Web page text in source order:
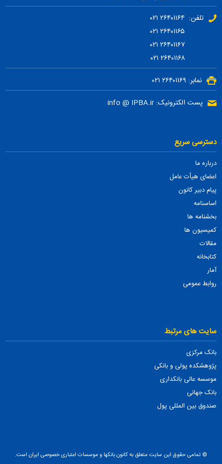
تلفن: ۲۶۴۰۱۱۶۴ ۰۲۱
۲۶۴۰۱۱۶۷ ۰۲۱
۲۶۴۰۱۱۶۸ ۰۲۱
نمابر: ۲۶۴۰۱۱۶۹ ۰۲۱
پست الکترونیک: info @ IPBA.ir
دسترسی سریع
درباره ما
اعضای هیأت عامل
پیام دبیر کانون
اساسنامه
بخشنامه ها
کمیسیون ها
مقالات
کتابخانه
آمار
روابط عمومی
سایت های مرتبط
بانک مرکزی
پژوهشکده پولی و بانکی
موسسه عالی بانکداری
بانک جهانی
صندوق بین المللی پول
© تمامی حقوق این سایت متعلق به کانون بانکها و موسسات اعتباری خصوصی ایران است.